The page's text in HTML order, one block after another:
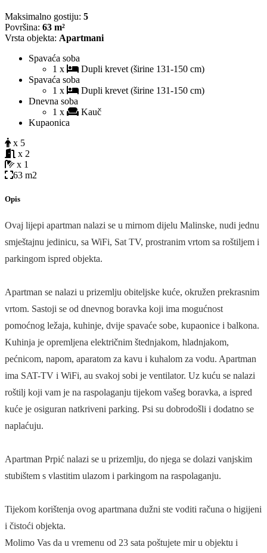
Maksimalno gostiju: 5
Površina: 63 m²
Vrsta objekta: Apartmani
Spavaća soba
1 x
Dupli krevet (širine 131-150 cm)
Spavaća soba
1 x
Dupli krevet (širine 131-150 cm)
Dnevna soba
1 x
Kauč
Kupaonica
x 5
x 2
x 1
63 m2
Opis
Ovaj lijepi apartman nalazi se u mirnom dijelu Malinske, nudi jednu
smještajnu jedinicu, sa WiFi, Sat TV, prostranim vrtom sa roštiljem i
parkingom ispred objekta.
Apartman se nalazi u prizemlju obiteljske kuće, okružen prekrasnim
vrtom. Sastoji se od dnevnog boravka koji ima mogućnost
pomoćnog ležaja, kuhinje, dvije spavaće sobe, kupaonice i balkona.
Kuhinja je opremljena električnim štednjakom, hladnjakom,
pećnicom, napom, aparatom za kavu i kuhalom za vodu. Apartman
ima SAT-TV i WiFi, au svakoj sobi je ventilator. Uz kuću se nalazi
roštilj koji vam je na raspolaganju tijekom vašeg boravka, a ispred
kuće je osiguran natkriveni parking. Psi su dobrodošli i dodatno se
naplaćuju.
Apartman Prpić nalazi se u prizemlju, do njega se dolazi vanjskim
stubištem s vlastitim ulazom i parkingom na raspolaganju.
Tijekom korištenja ovog apartmana dužni ste voditi računa o higijeni
i čistoći objekta.
Molimo Vas da u vremenu od 23 sata poštujete mir u objektu i